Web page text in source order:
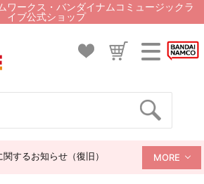
ワークス・バンダイナムコミュージックラ
イブ公式ショップ
するお知らせ（復旧） MORE